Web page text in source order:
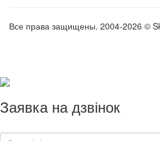
Все права защищены. 2004-2026 ©
Заявка на дзвінок